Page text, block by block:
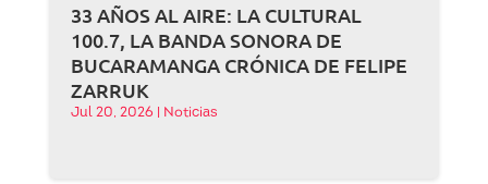
33 AÑOS AL AIRE: LA CULTURAL
100.7, LA BANDA SONORA DE
BUCARAMANGA CRÓNICA DE FELIPE
ZARRUK
Jul 20, 2026 Noticias